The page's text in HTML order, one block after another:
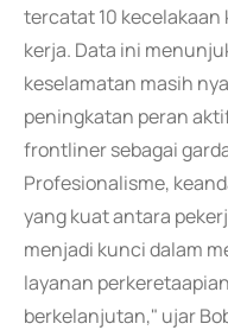
tercatat 10 kecelakaan
kerja. Data ini
keselamatan masih
peningkatan peran
frontliner sebagai
Profesionalisme,
yang kuat antara
menjadi kunci dalam
layanan
berkelanjutan," ujar